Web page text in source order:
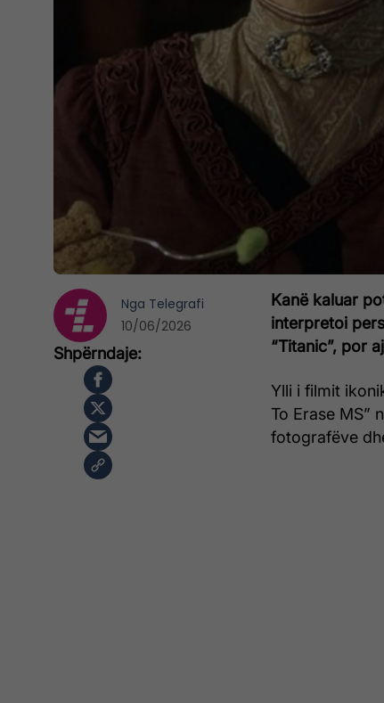
Kanë kaluar
interpretoi
“Titanic”, por
Ylli i filmit
To Erase MS”
fotografëve
Nga Telegrafi
10/06/2026